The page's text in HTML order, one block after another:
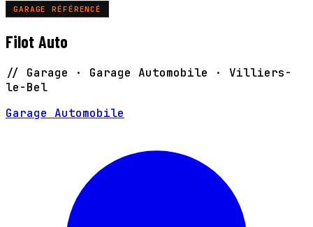
GARAGE RÉFÉRENCÉ
Filot Auto
// Garage · Garage Automobile · Villiers-
le-Bel
Garage Automobile